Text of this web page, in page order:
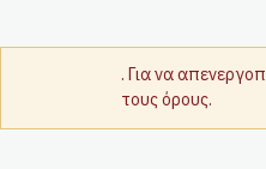
. Για να
τους όρους.